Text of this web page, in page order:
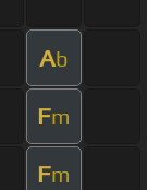
Ab
Fm
Fm